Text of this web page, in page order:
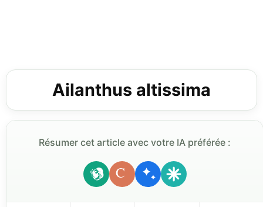
Ailanthus altissima
Résumer cet article avec votre IA préférée :
C